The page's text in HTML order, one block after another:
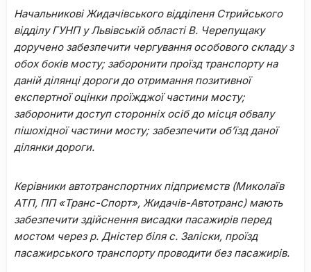
Начальникові Жидачівського відділеня Стрийського
відділу ГУНП у Львівській області В. Черепущаку
доручено забезпечити чергування особового складу з
обох боків мосту; заборонити проїзд транспорту на
даній ділянці дороги до отримання позитивної
експертної оцінки проїжджої частини мосту;
заборонити доступ сторонніх осіб до місця обвалу
пішохідної частини мосту; забезпечити об’їзд даної
ділянки дороги.
Керівники автотранспортних підприємств (Миколаїв
АТП, ПП «Транс-Спорт», Жидачів-Автотранс) мають
забезпечити здійснення висадки пасажирів перед
мостом через р. Дністер біля с. Заліски, проїзд
пасажирського транспорту проводити без пасажирів.